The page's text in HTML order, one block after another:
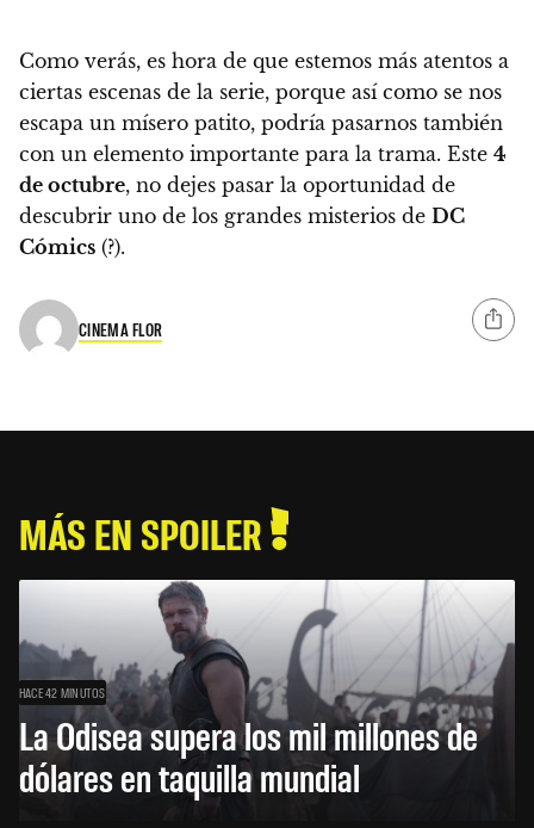
Como verás, es hora de que estemos más atentos a
ciertas escenas de la serie, porque así como se nos
escapa un mísero patito, podría pasarnos también
con un elemento importante para la trama. Este 4
de octubre, no dejes pasar la oportunidad de
descubrir uno de los grandes misterios de DC
Cómics (?).
CINEMA FLOR
MÁS EN SPOILER
HACE 42 MINUTOS
La Odisea supera los mil millones de
dólares en taquilla mundial